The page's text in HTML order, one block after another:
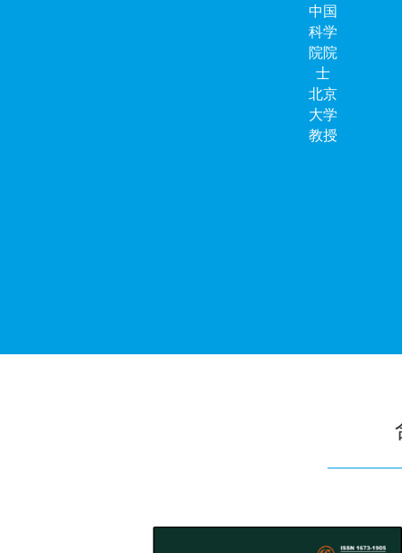
中国
科学
院院
士
北京
大学
教授